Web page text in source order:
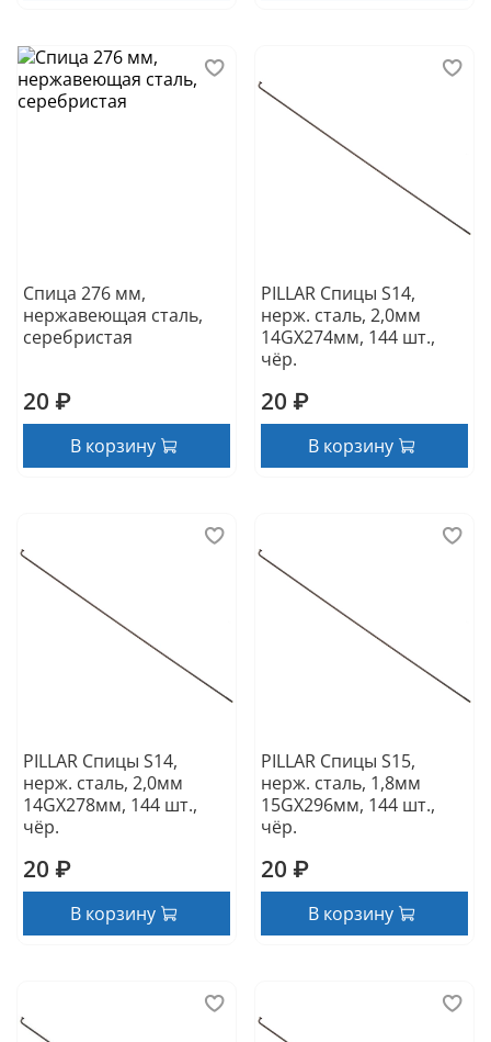
Спица 276 мм,
нержавеющая сталь,
серебристая
20 ₽
В корзину
PILLAR Спицы S14,
нерж. сталь, 2,0мм
14GX274мм, 144 шт.,
чёр.
20 ₽
В корзину
PILLAR Спицы S14,
нерж. сталь, 2,0мм
14GX278мм, 144 шт.,
чёр.
20 ₽
В корзину
PILLAR Спицы S15,
нерж. сталь, 1,8мм
15GX296мм, 144 шт.,
чёр.
20 ₽
В корзину